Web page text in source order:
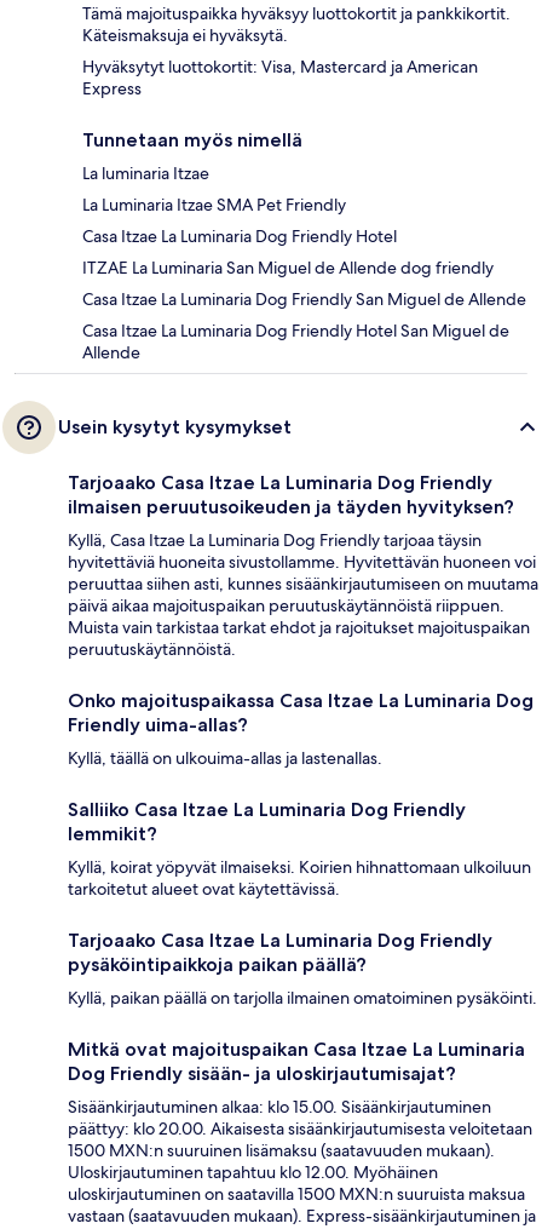
Tämä majoituspaikka hyväksyy luottokortit ja pankkikortit.
Käteismaksuja ei hyväksytä.
Hyväksytyt luottokortit: Visa, Mastercard ja American
Express
Tunnetaan myös nimellä
La luminaria Itzae
La Luminaria Itzae SMA Pet Friendly
Casa Itzae La Luminaria Dog Friendly Hotel
ITZAE La Luminaria San Miguel de Allende dog friendly
Casa Itzae La Luminaria Dog Friendly San Miguel de Allende
Casa Itzae La Luminaria Dog Friendly Hotel San Miguel de
Allende
Usein kysytyt kysymykset
Tarjoaako Casa Itzae La Luminaria Dog Friendly
ilmaisen peruutusoikeuden ja täyden hyvityksen?
Kyllä, Casa Itzae La Luminaria Dog Friendly tarjoaa täysin
hyvitettäviä huoneita sivustollamme. Hyvitettävän huoneen voi
peruuttaa siihen asti, kunnes sisäänkirjautumiseen on muutama
päivä aikaa majoituspaikan peruutuskäytännöistä riippuen.
Muista vain tarkistaa tarkat ehdot ja rajoitukset majoituspaikan
peruutuskäytännöistä.
Onko majoituspaikassa Casa Itzae La Luminaria Dog
Friendly uima-allas?
Kyllä, täällä on ulkouima-allas ja lastenallas.
Salliiko Casa Itzae La Luminaria Dog Friendly
lemmikit?
Kyllä, koirat yöpyvät ilmaiseksi. Koirien hihnattomaan ulkoiluun
tarkoitetut alueet ovat käytettävissä.
Tarjoaako Casa Itzae La Luminaria Dog Friendly
pysäköintipaikkoja paikan päällä?
Kyllä, paikan päällä on tarjolla ilmainen omatoiminen pysäköinti.
Mitkä ovat majoituspaikan Casa Itzae La Luminaria
Dog Friendly sisään- ja uloskirjautumisajat?
Sisäänkirjautuminen alkaa: klo 15.00. Sisäänkirjautuminen
päättyy: klo 20.00. Aikaisesta sisäänkirjautumisesta veloitetaan
1500 MXN:n suuruinen lisämaksu (saatavuuden mukaan).
Uloskirjautuminen tapahtuu klo 12.00. Myöhäinen
uloskirjautuminen on saatavilla 1500 MXN:n suuruista maksua
vastaan (saatavuuden mukaan). Express-sisäänkirjautuminen ja